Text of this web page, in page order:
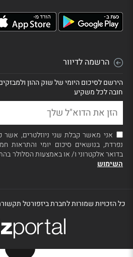
הרשמה לדיוור
הירשם לסיכום היומי של שוק ההון
חובה לכל משקיע
אני מאשר קבלת שני ניוזלטרים,
נפרדת, בנושאים סיכום יומי והתראות
בדואר אלקטרוני ו/ או באמצעות הסלולר
השימוש
כל הזכויות שמורות לחברת ביזפורטל